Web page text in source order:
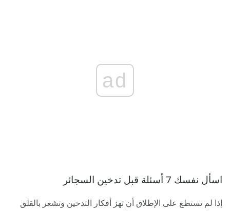
ad
اسأل نفسك 7 أسئلة قبل تدخين السجائر
إذا لم تستطع على الإطلاق أن تهز أفكار التدخين وتشعر بالقلق